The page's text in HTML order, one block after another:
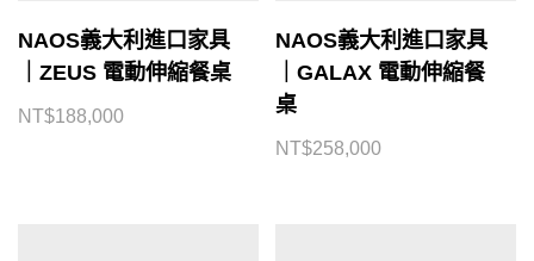
NAOS義大利進口家具
｜ZEUS 電動伸縮餐桌
NT$188,000
NAOS義大利進口家具
｜GALAX 電動伸縮餐
桌
NT$258,000